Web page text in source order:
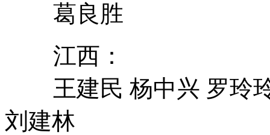
葛良胜
江西：
王建民 杨中兴 罗玲玲
刘建林